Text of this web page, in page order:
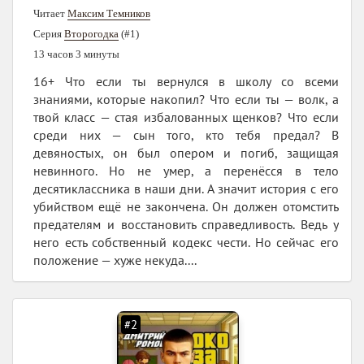
Читает Максим Темников
Серия Второгодка (#1)
13 часов 3 минуты
16+ Что если ты вернулся в школу со всеми
знаниями, которые накопил? Что если ты — волк, а
твой класс — стая избалованных щенков? Что если
среди них — сын того, кто тебя предал? В
девяностых, он был опером и погиб, защищая
невинного. Но не умер, а перенёсся в тело
десятиклассника в наши дни. А значит история с его
убийством ещё не закончена. Он должен отомстить
предателям и восстановить справедливость. Ведь у
него есть собственный кодекс чести. Но сейчас его
положение — хуже некуда....
#2